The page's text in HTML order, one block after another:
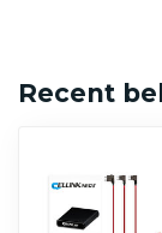
Recent